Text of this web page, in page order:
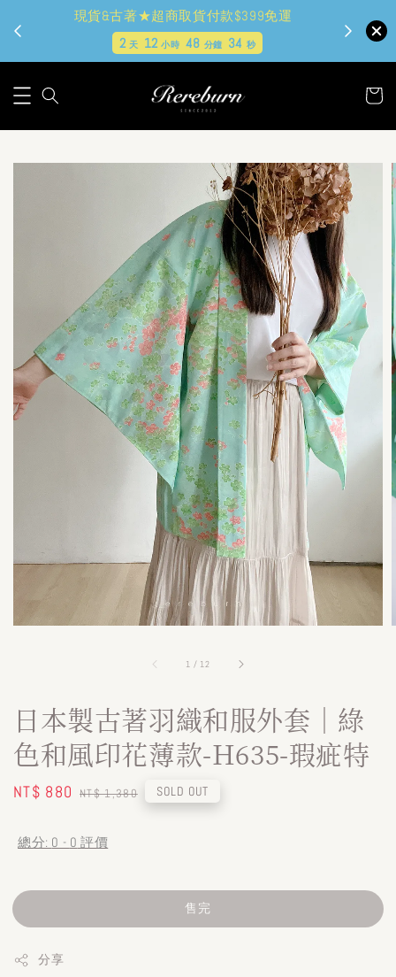
現貨&古著★超商取貨付款$399免運
2天 12小時 48 分鐘 32 秒
1 / 12
日本製古著羽織和服外套｜綠
色和風印花薄款-H635-瑕疵特
Sale
NT$ 880 Regular
NT$ 1,380 SOLD OUT
總分: 0 - 0 評價
售完
分享